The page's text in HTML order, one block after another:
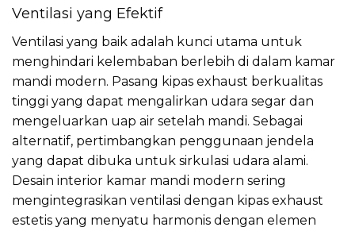
Ventilasi yang Efektif
Ventilasi yang baik adalah kunci utama untuk
menghindari kelembaban berlebih di dalam kamar
mandi modern. Pasang kipas exhaust berkualitas
tinggi yang dapat mengalirkan udara segar dan
mengeluarkan uap air setelah mandi. Sebagai
alternatif, pertimbangkan penggunaan jendela
yang dapat dibuka untuk sirkulasi udara alami.
Desain interior kamar mandi modern sering
mengintegrasikan ventilasi dengan kipas exhaust
estetis yang menyatu harmonis dengan elemen